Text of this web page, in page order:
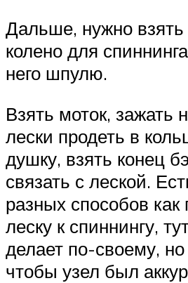
Дальше, нужно взять
колено для
него шпулю.
Взять моток, зажать
лески продеть в
душку, взять конец
связать с леской.
разных способов как
леску к спиннингу,
делает по-своему, но
чтобы узел был